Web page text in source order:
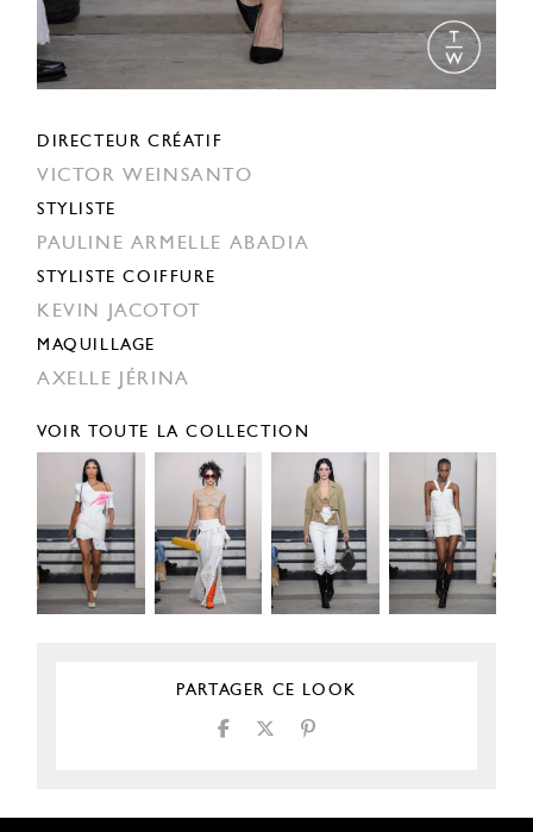
DIRECTEUR CRÉATIF
VICTOR WEINSANTO
STYLISTE
PAULINE ARMELLE ABADIA
STYLISTE COIFFURE
KEVIN JACOTOT
MAQUILLAGE
AXELLE JÉRINA
VOIR TOUTE LA COLLECTION
PARTAGER CE LOOK